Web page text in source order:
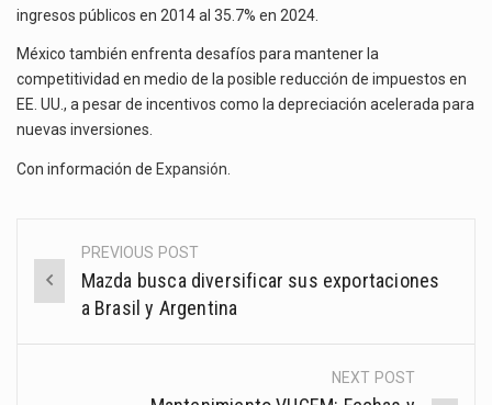
ingresos públicos en 2014 al 35.7% en 2024.
México también enfrenta desafíos para mantener la
competitividad en medio de la posible reducción de impuestos en
EE. UU., a pesar de incentivos como la depreciación acelerada para
nuevas inversiones.
Con información de Expansión
Post
navigation
PREVIOUS POST
Mazda busca diversificar sus exportaciones
a Brasil y Argentina
NEXT POST